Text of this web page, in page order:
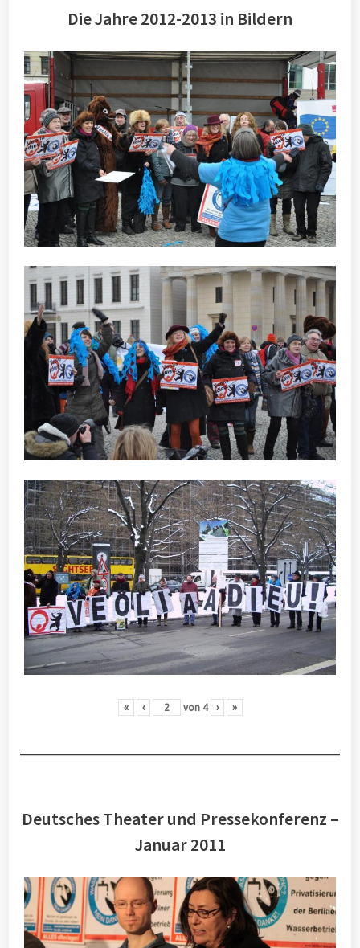
Die Jahre 2012-2013 in Bildern
« ‹ von 4 › »
Deutsches Theater und Pressekonferenz –
Januar 2011